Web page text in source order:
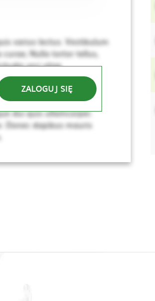
varius lectus. Vestibulum
Nulla tortor tellus,
orci vitae
ante sed tincidunt
mauris vitae sem
tellus, ac viverra
dui quis ullamcorper.
Donec dapibus mauris
ZALOGUJ SIĘ